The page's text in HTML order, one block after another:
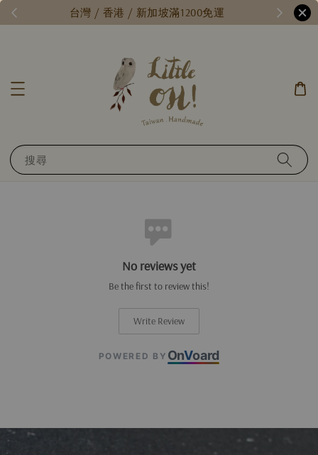
台灣 / 香港 / 新加坡滿1200免運
搜尋
No reviews yet
Be the first to review this!
Write Review
POWERED BY OnVoard